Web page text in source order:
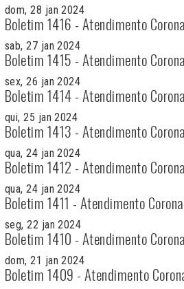
dom, 28 jan 2024
Boletim 1416 - Atendimento
sab, 27 jan 2024
Boletim 1415 - Atendimento
sex, 26 jan 2024
Boletim 1414 - Atendimento
qui, 25 jan 2024
Boletim 1413 - Atendimento
qua, 24 jan 2024
Boletim 1412 - Atendimento
qua, 24 jan 2024
Boletim 1411 - Atendimento
seg, 22 jan 2024
Boletim 1410 - Atendimento
dom, 21 jan 2024
Boletim 1409 - Atendimento